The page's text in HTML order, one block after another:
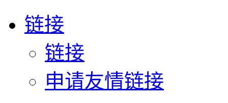
链接
链接
申请友情链接